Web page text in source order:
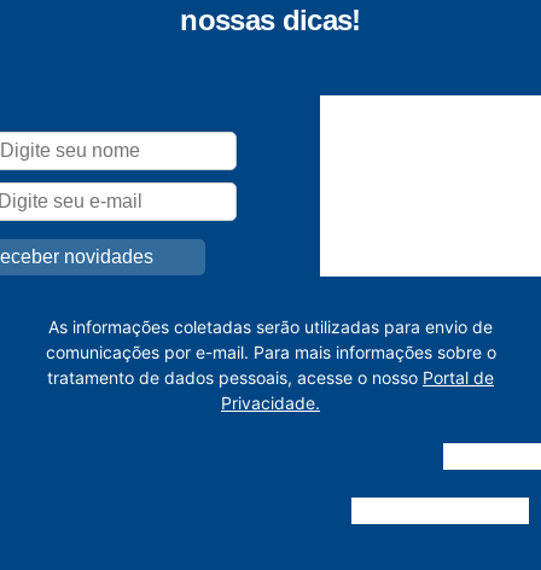
nossas dicas!
As informações coletadas serão utilizadas para envio de
comunicações por e-mail. Para mais informações sobre o
tratamento de dados pessoais, acesse o nosso Portal de
Privacidade.